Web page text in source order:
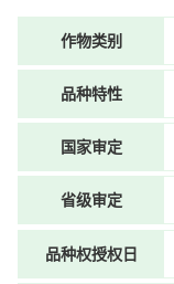
作物类别
品种特性
国家审定
省级审定
品种权授权日